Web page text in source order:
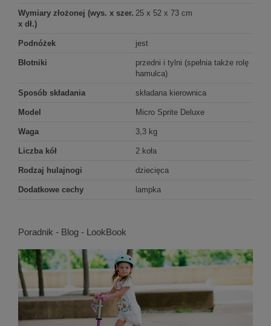
Wymiary złożonej (wys. x szer.
x dł.)
25 x 52 x 73 cm
Podnóżek jest
Błotniki
przedni i tylni (spełnia także rolę
hamulca)
Sposób składania składana kierownica
Model Micro Sprite Deluxe
Waga 3,3 kg
Liczba kół 2 koła
Rodzaj hulajnogi dziecięca
Dodatkowe cechy lampka
Poradnik - Blog - LookBook